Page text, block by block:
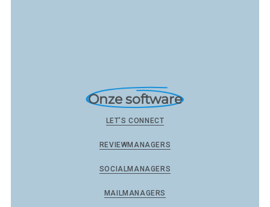
Onze software
LET’S CONNECT
REVIEWMANAGERS
SOCIALMANAGERS
MAILMANAGERS